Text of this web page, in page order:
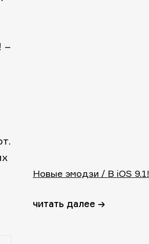
–
Новые эмодзи / В iOS 9.1!
читать далее →